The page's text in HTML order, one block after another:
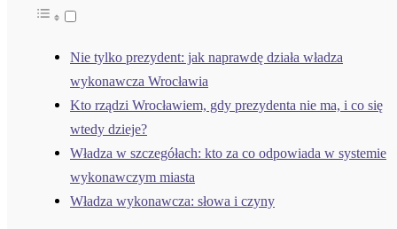
Nie tylko prezydent: jak naprawdę działa władza
wykonawcza Wrocławia
Kto rządzi Wrocławiem, gdy prezydenta nie ma, i co się
wtedy dzieje?
Władza w szczegółach: kto za co odpowiada w systemie
wykonawczym miasta
Władza wykonawcza: słowa i czyny